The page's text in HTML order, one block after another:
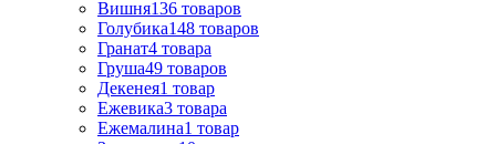
Вишня136 товаров
Голубика148 товаров
Гранат4 товара
Груша49 товаров
Декенея1 товар
Ежевика3 товара
Ежемалина1 товар